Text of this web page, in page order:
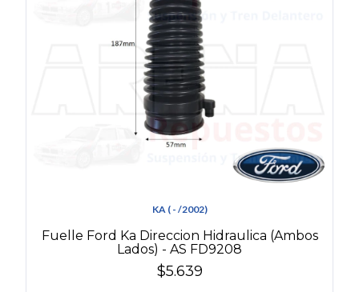
KA ( - /2002)
Fuelle Ford Ka Direccion Hidraulica (Ambos
Lados) - AS FD9208
$5.639